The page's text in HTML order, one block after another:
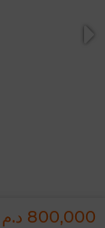
800,000 د.م